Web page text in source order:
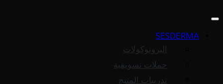
SESDERMA
البروتوكولات
حملات تسويقية
تدريبات المنتج